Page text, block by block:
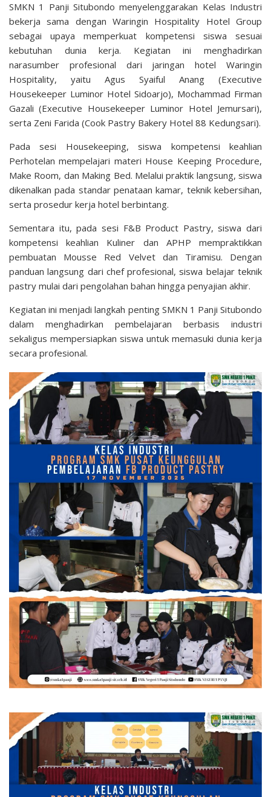
SMKN 1 Panji Situbondo menyelenggarakan Kelas Industri
bekerja sama dengan Waringin Hospitality Hotel Group
sebagai upaya memperkuat kompetensi siswa sesuai
kebutuhan dunia kerja. Kegiatan ini menghadirkan
narasumber profesional dari jaringan hotel Waringin
Hospitality, yaitu Agus Syaiful Anang (Executive
Housekeeper Luminor Hotel Sidoarjo), Mochammad Firman
Gazali (Executive Housekeeper Luminor Hotel Jemursari),
serta Zeni Farida (Cook Pastry Bakery Hotel 88 Kedungsari).
Pada sesi Housekeeping, siswa kompetensi keahlian
Perhotelan mempelajari materi House Keeping Procedure,
Make Room, dan Making Bed. Melalui praktik langsung, siswa
dikenalkan pada standar penataan kamar, teknik kebersihan,
serta prosedur kerja hotel berbintang.
Sementara itu, pada sesi F&B Product Pastry, siswa dari
kompetensi keahlian Kuliner dan APHP mempraktikkan
pembuatan Mousse Red Velvet dan Tiramisu. Dengan
panduan langsung dari chef profesional, siswa belajar teknik
pastry mulai dari pengolahan bahan hingga penyajian akhir.
Kegiatan ini menjadi langkah penting SMKN 1 Panji Situbondo
dalam menghadirkan pembelajaran berbasis industri
sekaligus mempersiapkan siswa untuk memasuki dunia kerja
secara profesional.